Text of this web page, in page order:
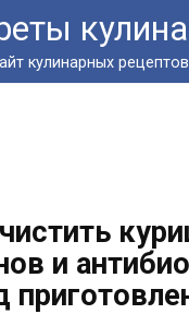
кулинарных рецептов
и